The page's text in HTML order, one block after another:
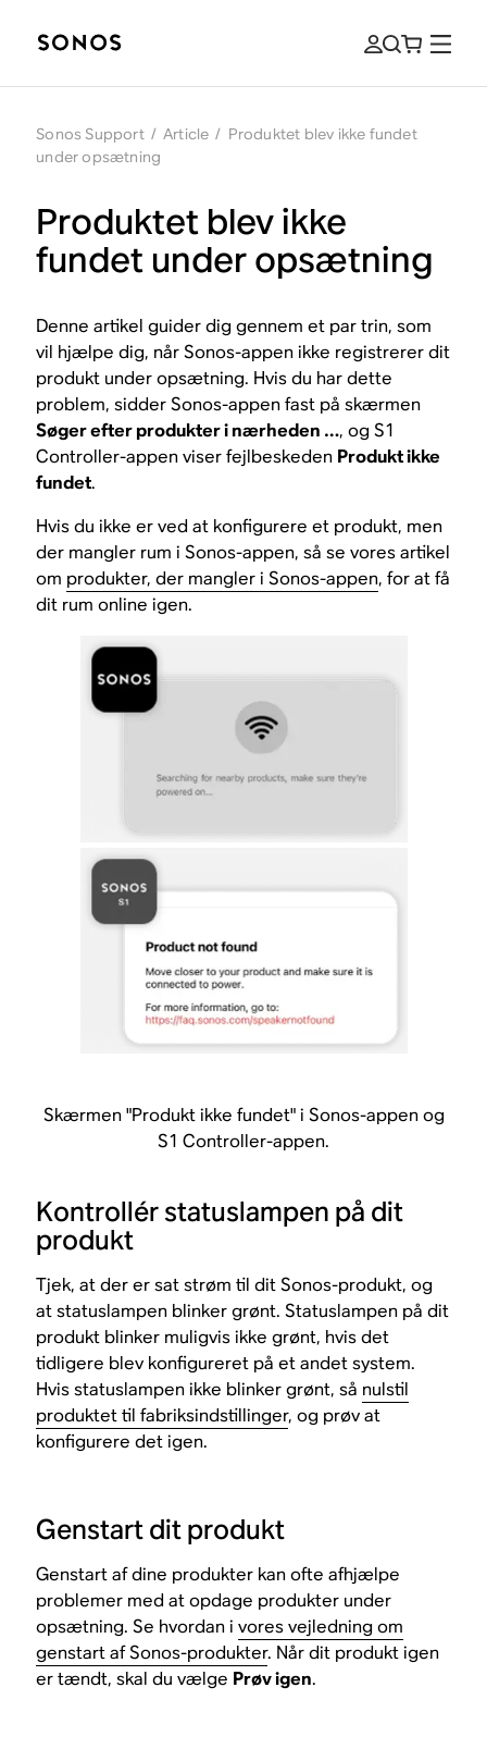
Sonos Support / Article / Produktet blev ikke fundet
under opsætning
Produktet blev ikke
fundet under opsætning
Denne artikel guider dig gennem et par trin, som
vil hjælpe dig, når Sonos-appen ikke registrerer dit
produkt under opsætning. Hvis du har dette
problem, sidder Sonos-appen fast på skærmen
Søger efter produkter i nærheden …, og S1
Controller-appen viser fejlbeskeden Produkt ikke
fundet.
Hvis du ikke er ved at konfigurere et produkt, men
der mangler rum i Sonos-appen, så se vores artikel
om produkter, der mangler i Sonos-appen, for at få
dit rum online igen.
Skærmen "Produkt ikke fundet" i Sonos-appen og
S1 Controller-appen.
Kontrollér statuslampen på dit
produkt
Tjek, at der er sat strøm til dit Sonos-produkt, og
at statuslampen blinker grønt. Statuslampen på dit
produkt blinker muligvis ikke grønt, hvis det
tidligere blev konfigureret på et andet system.
Hvis statuslampen ikke blinker grønt, så nulstil
produktet til fabriksindstillinger, og prøv at
konfigurere det igen.
Genstart dit produkt
Genstart af dine produkter kan ofte afhjælpe
problemer med at opdage produkter under
opsætning. Se hvordan ivores vejledning om
genstart af Sonos-produkter. Når dit produkt igen
er tændt, skal du vælge Prøv igen.